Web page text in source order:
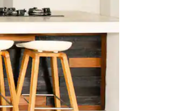
nadol alebo ich preskúmať pomocou dotykových